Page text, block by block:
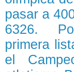
pasar a
6326.
primera
el